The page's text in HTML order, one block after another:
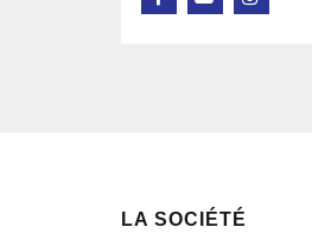
LA SOCIÉTÉ